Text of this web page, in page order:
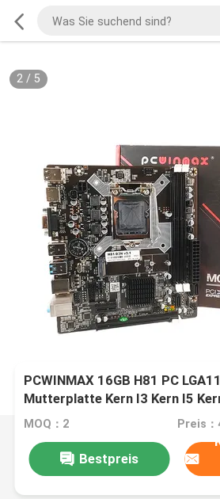
2/ 5
PCWINMAX 16GB H81 PC
Mutterplatte Kern I3 Kern I5
MOQ：2 Preis
Bestpreis